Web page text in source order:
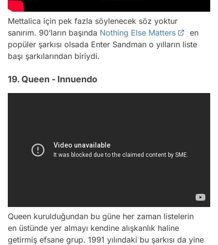
Mettalica için pek fazla söylenecek söz yoktur
sanırım. 90’ların başında Nothing Else Matters
en
popüler şarkısı olsada Enter Sandman o yılların liste
başı şarkılarından biriydi.
19. Queen - Innuendo
Queen kurulduğundan bu güne her zaman listelerin
en üstünde yer almayı kendine alışkanlık haline
getirmiş efsane grup. 1991 yılındaki bu şarkısı da yine